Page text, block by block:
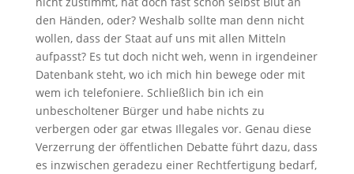
den Händen, oder? Weshalb sollte man denn nicht
wollen, dass der Staat auf uns mit allen Mitteln
aufpasst? Es tut doch nicht weh, wenn in irgendeiner
Datenbank steht, wo ich mich hin bewege oder mit
wem ich telefoniere. Schließlich bin ich ein
unbescholtener Bürger und habe nichts zu
verbergen oder gar etwas Illegales vor. Genau diese
Verzerrung der öffentlichen Debatte führt dazu, dass
es inzwischen geradezu einer Rechtfertigung bedarf,